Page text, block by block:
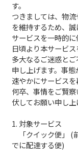
す。
つきましては、物
を維持するため、
サービスを一時的に
日頃より本サービ
多大なるご迷惑と
申し上げます。事態
速やかにサービスを
何卒、事情をご賢
伏してお願い申し上
1. 対象サービス
「クイック便」 (
でに配達する便)